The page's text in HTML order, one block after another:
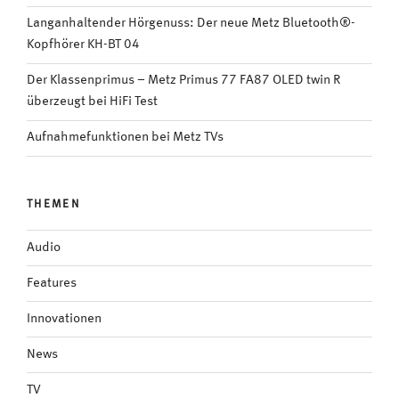
Langanhaltender Hörgenuss: Der neue Metz Bluetooth®-
Kopfhörer KH-BT 04
Der Klassenprimus – Metz Primus 77 FA87 OLED twin R
überzeugt bei HiFi Test
Aufnahmefunktionen bei Metz TVs
THEMEN
Audio
Features
Innovationen
News
TV